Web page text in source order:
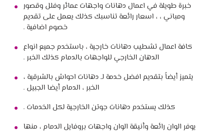
خبرة طويلة في اعمال دهانات واجهات عمائر وفلل وقصور
ومباني ، ، اسعار رائعة تناسبك كذلك يعمل على تقديم
خصوم اضافية .
كافة اعمال تشطيب دهانات خارجية ، باستخدم جميع انواع
الدهان الخارجي للواجهات بالدمام كذلك الخبر .
يتميز أيضاً بتقديم افضل خدمة لـ دهانات احواش بالشرقية ،
الخبر ، الدمام أيضا الجبيل .
كذلك يستخدم دهانات جوتن الخارجية لكل الخدمات .
يوفر الوان رائعة وأنيقة الوان واجهات بروفايل الدمام ، منها